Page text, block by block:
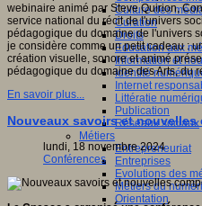
Culture des
Curation
Droits
Education aux
Information et
Identité
Internet
Littératie
Publication
Réseaux sociaux
Métiers
Entrepreneuriat
Entreprises
Evolutions des
Métiers du
Orientation
webinaire animé par Steve Quirion,
service national du récit de l'univers
pédagogique du domaine de l'univers
je considère comme un petit cadeau :
création visuelle, sonore et animé
pédagogique du domaine des Arts, du
En savoir plus...
Nouveaux savoirs et nouvelles
lundi, 18 novembre 2024
Conférences